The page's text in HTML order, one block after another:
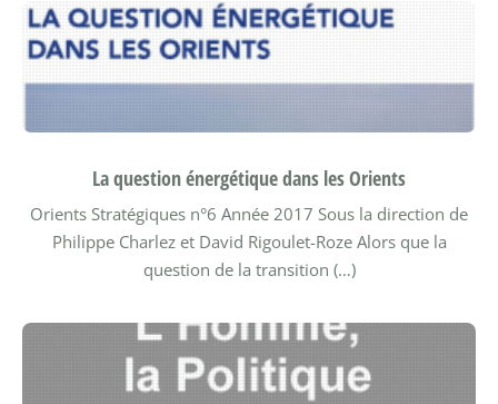
La question énergétique dans les Orients
Orients Stratégiques n°6 Année 2017 Sous la direction de
Philippe Charlez et David Rigoulet-Roze Alors que la
question de la transition (…)